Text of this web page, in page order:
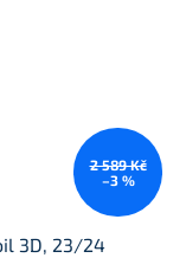
2 589 Kč
–3 %
3D, 23/24